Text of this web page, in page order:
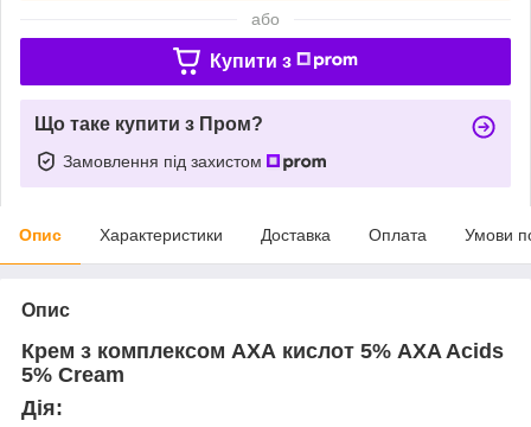
або
Купити з
Що таке купити з Пром?
Замовлення під захистом
Опис Характеристики Доставка Оплата Умови
Опис
Крем з комплексом АХА кислот 5% AXA Acids
5% Cream
Дія: